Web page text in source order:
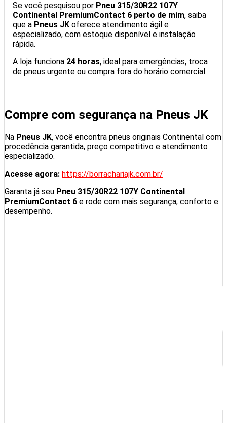
Se você pesquisou por Pneu 315/30R22 107Y
Continental PremiumContact 6 perto de mim, saiba
que a Pneus JK oferece atendimento ágil e
especializado, com estoque disponível e instalação
rápida.
A loja funciona 24 horas, ideal para emergências, troca
de pneus urgente ou compra fora do horário comercial.
Compre com segurança na Pneus JK
Na Pneus JK, você encontra pneus originais Continental com
procedência garantida, preço competitivo e atendimento
especializado.
Acesse agora: https://borrachariajk.com.br/
Garanta já seu Pneu 315/30R22 107Y Continental
PremiumContact 6 e rode com mais segurança, conforto e
desempenho.